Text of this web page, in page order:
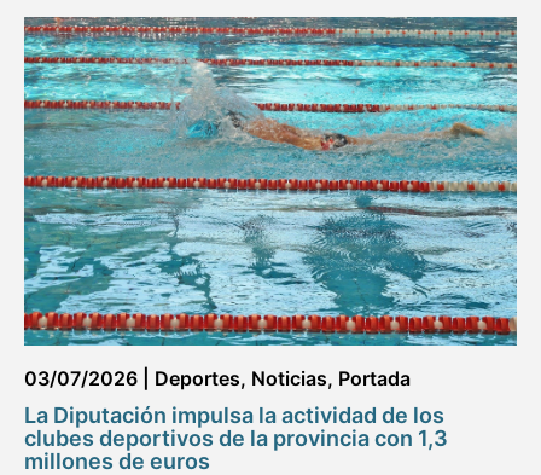
03/07/2026 Deportes, Noticias, Portada
La Diputación impulsa la actividad de los
clubes deportivos de la provincia con 1,3
millones de euros